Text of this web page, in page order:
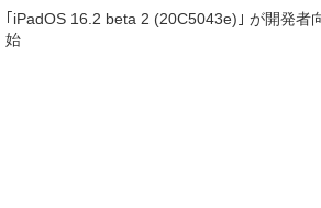
｢iPadOS 16.2 beta 2 (20C5043e)｣ が開発者
始